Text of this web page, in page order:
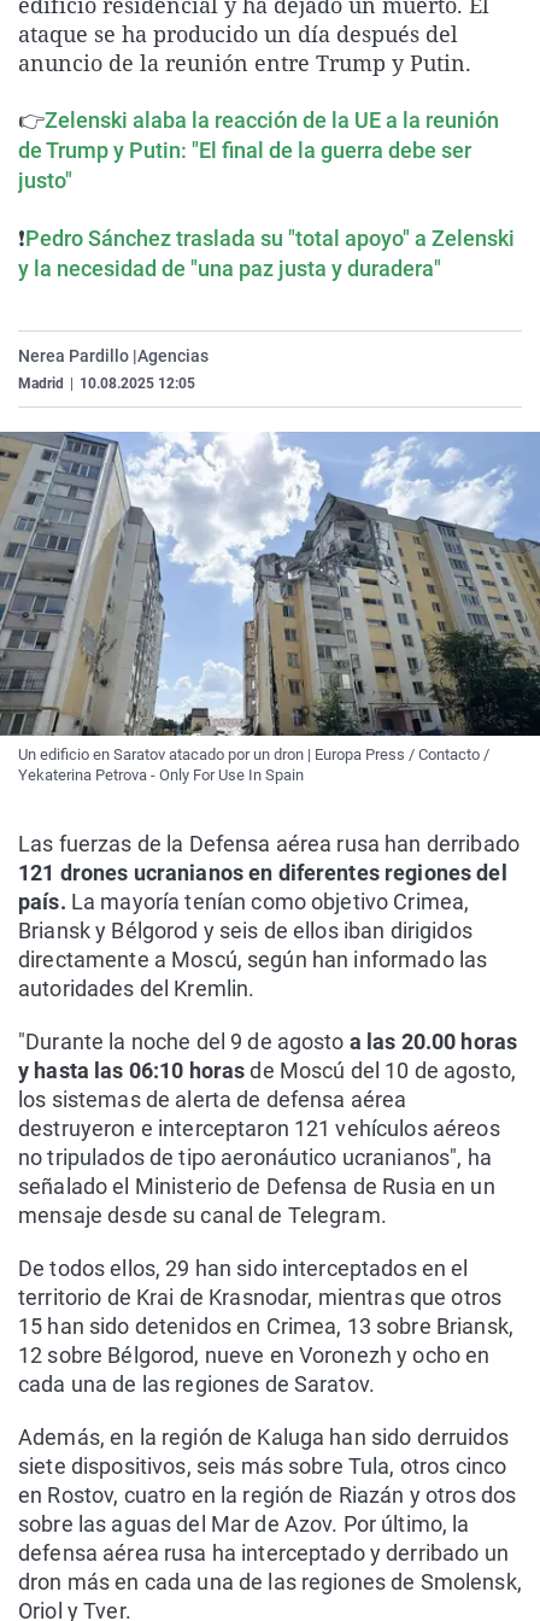
La rosa de los vientos
Gente viajera
Caso
Retornados
Operación Viuda
Extremadura
Galicia
Navarra
Virales
Televisión
ataque se ha producido un día después del
anuncio de la reunión entre Trump y Putin.
👉Zelenski alaba la reacción de la UE a la reunión
de Trump y Putin: "El final de la guerra debe ser
justo"
❗Pedro Sánchez traslada su "total apoyo" a Zelenski
y la necesidad de "una paz justa y duradera"
Nerea Pardillo |Agencias
Madrid 10.08.2025 12:05
Un edificio en Saratov atacado por un dron | Europa Press / Contacto /
Yekaterina Petrova - Only For Use In Spain
Las fuerzas de la Defensa aérea rusa han derribado
121 drones ucranianos en diferentes regiones del
país. La mayoría tenían como objetivo Crimea,
Briansk y Bélgorod y seis de ellos iban dirigidos
directamente a Moscú, según han informado las
autoridades del Kremlin.
"Durante la noche del 9 de agosto a las 20.00 horas
y hasta las 06:10 horasde Moscú del 10 de agosto,
los sistemas de alerta de defensa aérea
destruyeron e interceptaron 121 vehículos aéreos
no tripulados de tipo aeronáutico ucranianos", ha
señalado el Ministerio de Defensa de Rusia en un
mensaje desde su canal de Telegram.
De todos ellos, 29 han sido interceptados en el
territorio de Krai de Krasnodar, mientras que otros
15 han sido detenidos en Crimea, 13 sobre Briansk,
12 sobre Bélgorod, nueve en Voronezh y ocho en
cada una de las regiones de Saratov.
Además, en la región de Kaluga han sido derruidos
siete dispositivos, seis más sobre Tula, otros cinco
en Rostov, cuatro en la región de Riazán y otros dos
sobre las aguas del Mar de Azov. Por último, la
defensa aérea rusa ha interceptado y derribado un
dron más en cada una de las regiones de Smolensk,
Oriol y Tver.